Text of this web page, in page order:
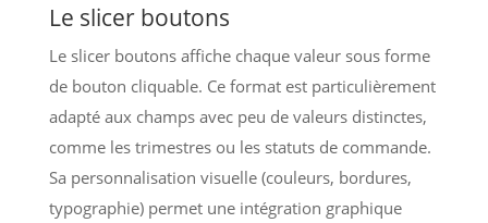
Le slicer boutons
Le slicer boutons affiche chaque valeur sous forme
de bouton cliquable. Ce format est particulièrement
adapté aux champs avec peu de valeurs distinctes,
comme les trimestres ou les statuts de commande.
Sa personnalisation visuelle (couleurs, bordures,
typographie) permet une intégration graphique